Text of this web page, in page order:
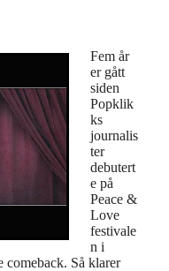
Fem år
er gått
siden
Popklik
ks
journalis
ter
debutert
e på
Peace &
Love
festivale
n i
comeback. Så klarer